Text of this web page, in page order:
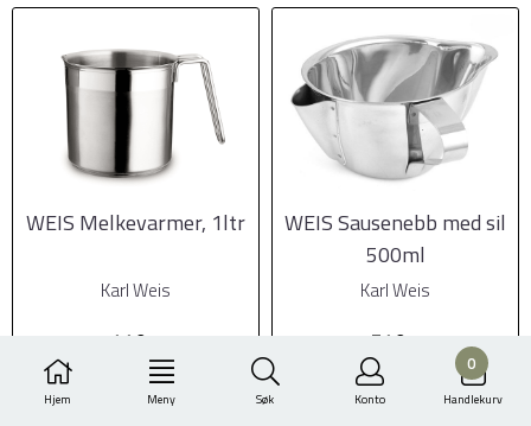
Hjem Meny Søk Konto
0
Handlekurv
WEIS Melkevarmer, 1ltr
Karl Weis
449,-
Kjøp
WEIS Sausenebb med sil
500ml
Karl Weis
549,-
Kjøp